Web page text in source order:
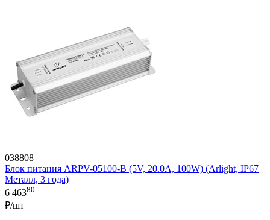
038808
Блок питания ARPV-05100-B (5V, 20.0A, 100W) (Arlight, IP67
Металл, 3 года)
6 46380
₽/шт